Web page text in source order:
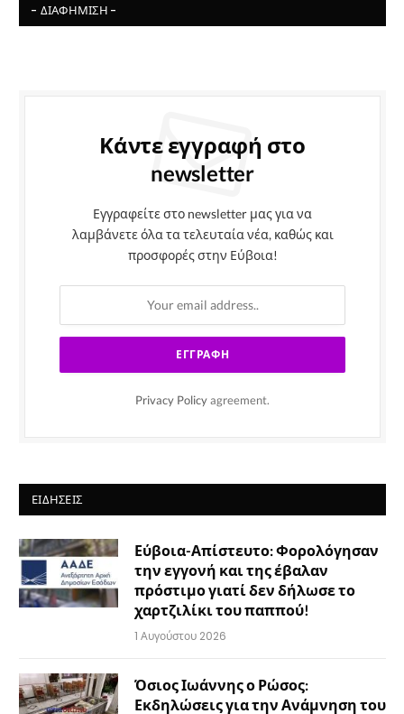
- ΔΙΑΦΉΜΙΣΗ -
Κάντε εγγραφή στο
newsletter
Εγγραφείτε στο newsletter μας για να
λαμβάνετε όλα τα τελευταία νέα, καθώς και
προσφορές στην Εύβοια!
Privacy Policy agreement.
ΕΙΔΉΣΕΙΣ
Εύβοια-Απίστευτο: Φορολόγησαν
την εγγονή και της έβαλαν
πρόστιμο γιατί δεν δήλωσε το
χαρτζιλίκι του παππού!
1 Αυγούστου 2026
Όσιος Ιωάννης ο Ρώσος:
Εκδηλώσεις για την Ανάμνηση του